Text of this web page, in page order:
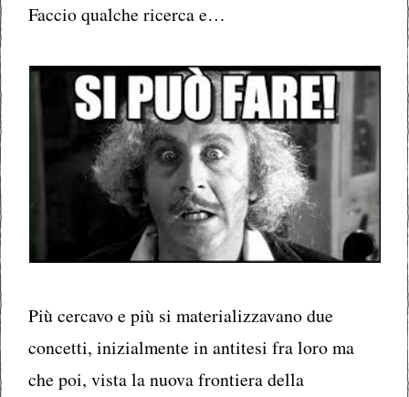
Faccio qualche ricerca e…
Più cercavo e più si materializzavano due
concetti, inizialmente in antitesi fra loro ma
che poi, vista la nuova frontiera della